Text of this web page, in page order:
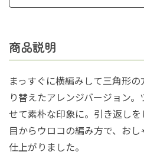
商品説明
まっすぐに横編みして三角形
り替えたアレンジバージョン
せて素朴な印象に。引き返しを
目からウロコの編み方で、お
仕上がりました。